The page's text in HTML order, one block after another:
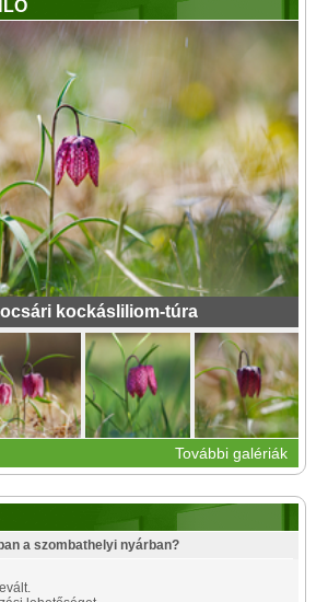
kockásliliom-túra
További galériák
a szombathelyi nyárban?